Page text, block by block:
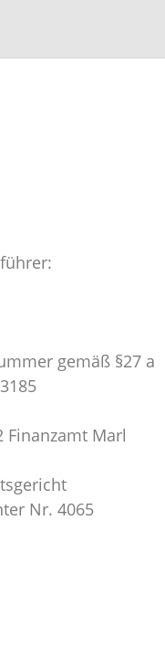
gemäß §27 a
Finanzamt Marl
Nr. 4065